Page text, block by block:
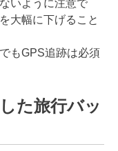
いように注意で
大幅に下げること
もGPS追跡は必須
た旅行バッ